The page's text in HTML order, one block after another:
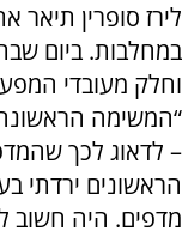
לירז סופרין
וחלק מעובדי
“המשימה הראשונה
– לדאוג לכך
הראשונים ירדתי
מדפים. היה חשוב